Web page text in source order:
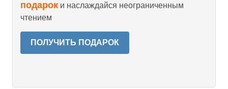
подарок и наслаждайся неограниченным
чтением
ПОЛУЧИТЬ ПОДАРОК